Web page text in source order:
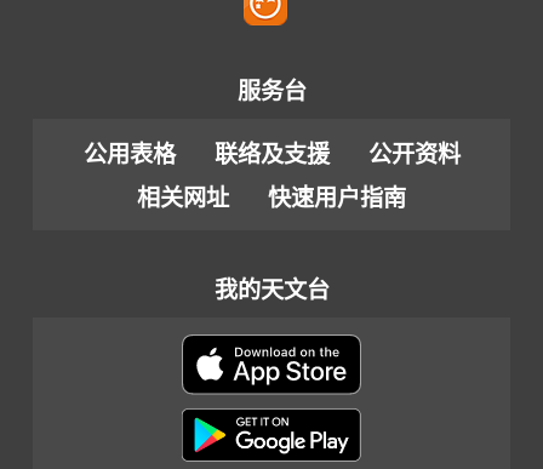
服务台
公用表格 联络及支援
公开资料
相关网址
快速用户指南
我的天文台